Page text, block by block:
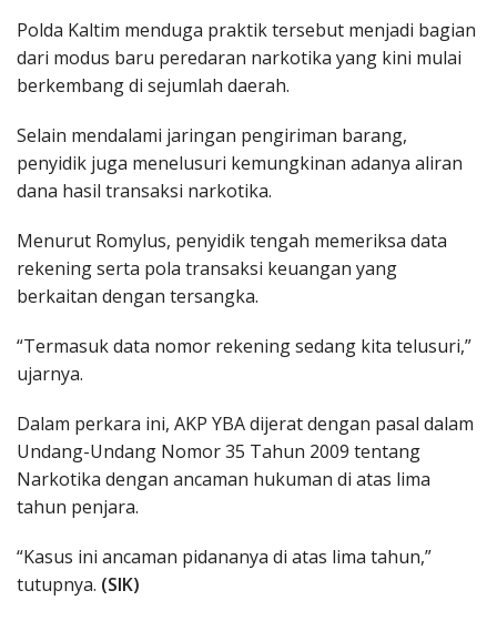
Polda Kaltim menduga praktik tersebut menjadi bagian
dari modus baru peredaran narkotika yang kini mulai
berkembang di sejumlah daerah.
Selain mendalami jaringan pengiriman barang,
penyidik juga menelusuri kemungkinan adanya aliran
dana hasil transaksi narkotika.
Menurut Romylus, penyidik tengah memeriksa data
rekening serta pola transaksi keuangan yang
berkaitan dengan tersangka.
“Termasuk data nomor rekening sedang kita telusuri,”
ujarnya.
Dalam perkara ini, AKP YBA dijerat dengan pasal dalam
Undang-Undang Nomor 35 Tahun 2009 tentang
Narkotika dengan ancaman hukuman di atas lima
tahun penjara.
“Kasus ini ancaman pidananya di atas lima tahun,”
tutupnya. (SIK)